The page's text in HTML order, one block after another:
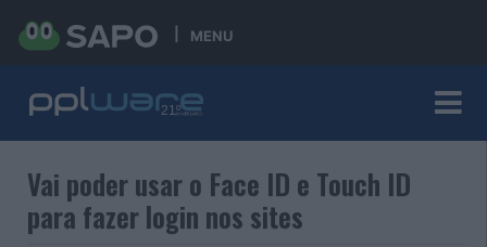
MENU
Vai poder usar o Face ID e Touch ID
para fazer login nos sites